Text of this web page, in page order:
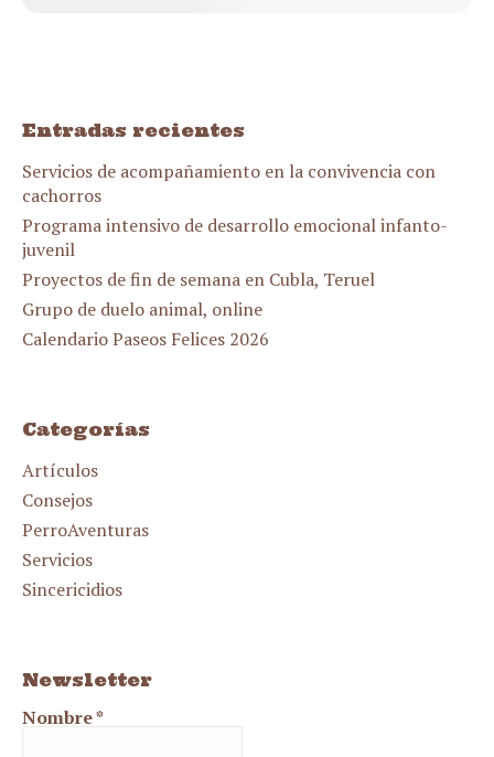
Entradas recientes
Servicios de acompañamiento en la convivencia con
cachorros
Programa intensivo de desarrollo emocional infanto-
juvenil
Proyectos de fin de semana en Cubla, Teruel
Grupo de duelo animal, online
Calendario Paseos Felices 2026
Categorías
Artículos
Consejos
PerroAventuras
Servicios
Sincericidios
Newsletter
Nombre*